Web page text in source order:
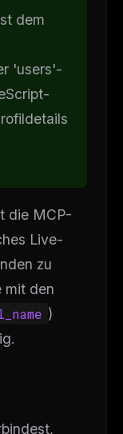
dem
'users'-
die MCP-
Live-
zu
mit den
)